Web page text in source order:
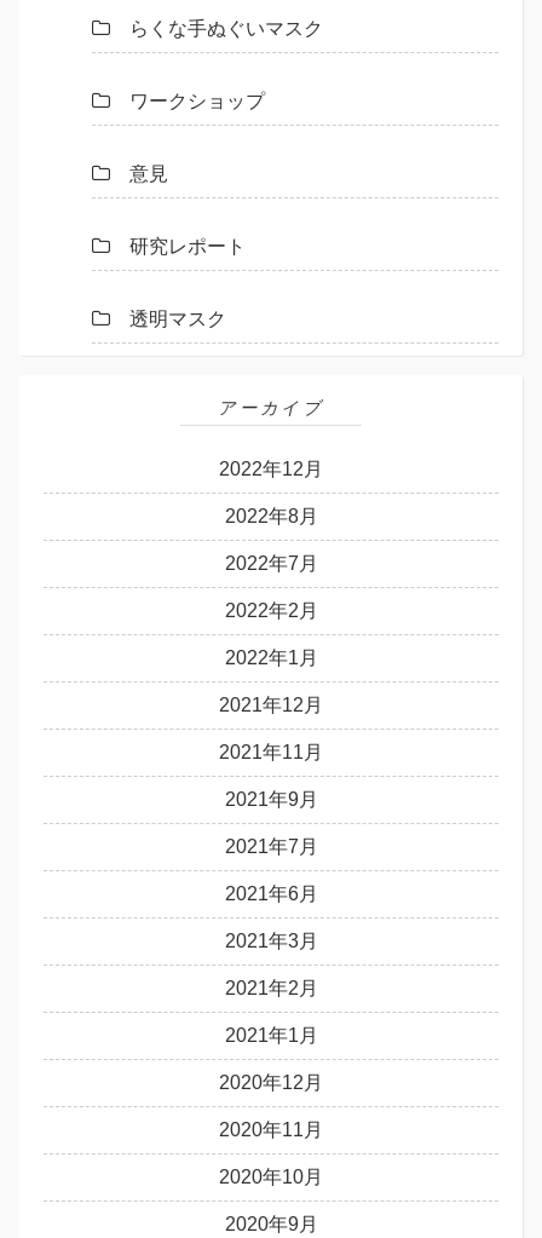
らくな手ぬぐいマスク
ワークショップ
意見
研究レポート
透明マスク
アーカイブ
2022年12月
2022年8月
2022年7月
2022年2月
2022年1月
2021年12月
2021年11月
2021年9月
2021年7月
2021年6月
2021年3月
2021年2月
2021年1月
2020年12月
2020年11月
2020年10月
2020年9月